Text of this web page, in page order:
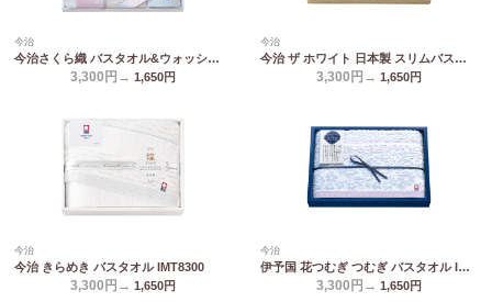
今治
今治さくら織 バスタオル&ウォッシュタオル MS-301
3,300円→ 1,650円
今治
今治 ザ ホワイト 日本製 スリムバスタオル2P(木箱入) 65530
3,300円→ 1,650円
今治
今治 きらめき バスタオル IMT8300
3,300円→ 1,650円
今治
伊予国 花つむぎ つむぎ バスタオル IH3031
3,300円→ 1,650円